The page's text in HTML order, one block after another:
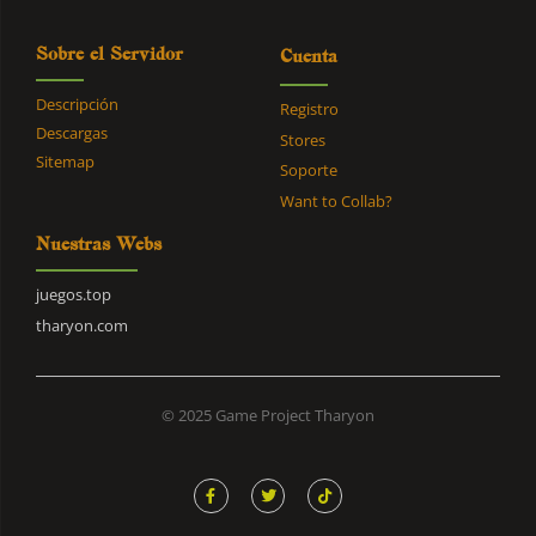
Entity Texture Features
FerriteCore
Sobre el Servidor
Descripción
Descargas
Sitemap
Cuenta
Registro
Stores
Soporte
Want to Collab?
Nuestras Webs
juegos.top
tharyon.com
© 2025 Game Project Tharyon
F
a
c
T
w
i
T
i
k